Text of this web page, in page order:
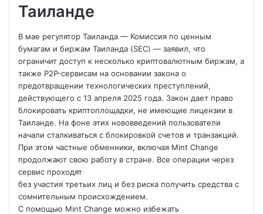
Таиланде
В мае регулятор Таиланда — Комиссия по ценным
бумагам и биржам Таиланда (SEC) — заявил, что
ограничит доступ к несколько криптовалютным биржам, а
также P2P-сервисам на основании закона о
предотвращении технологических преступлений,
действующего с 13 апреля 2025 года. Закон дает право
блокировать криптоплощадки, не имеющие лицензии в
Таиланде. На фоне этих нововведений пользователи
начали сталкиваться с блокировкой счетов и транзакций.
При этом частные обменники, включая Mint Change
продолжают свою работу в стране. Все операции через
сервис проходят
без участия третьих лиц и без риска получить средства с
сомнительным происхождением.
С помощью Mint Change можно избежать